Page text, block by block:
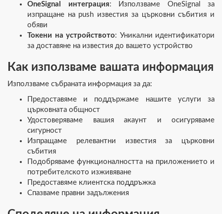
OneSignal интеграция: Използваме OneSignal за
изпращане на push известия за църковни събития и
обяви
Токени на устройството: Уникални идентификатори
за доставяне на известия до вашето устройство
Как използваме вашата информация
Използваме събраната информация за да:
Предоставяме и поддържаме нашите услуги за
църковната общност
Удостоверяваме вашия акаунт и осигуряваме
сигурност
Изпращаме релевантни известия за църковни
събития
Подобряваме функционалността на приложението и
потребителското изживяване
Предоставяме клиентска поддръжка
Спазваме правни задължения